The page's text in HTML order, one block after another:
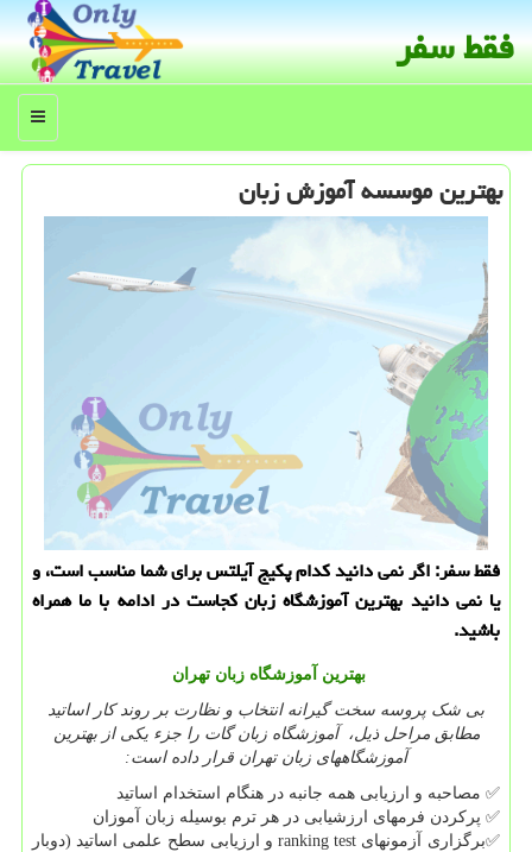
فقط سفر
منو
بهترین موسسه آموزش زبان
فقط سفر: اگر نمی دانید كدام پكیج آیلتس برای شما مناسب است، و
یا نمی دانید بهترین آموزشگاه زبان كجاست در ادامه با ما همراه
باشید.
بهترین آموزشگاه زبان تهران
بی شک پروسه سخت گیرانه انتخاب و نظارت بر روند کار اساتید
مطابق مراحل ذیل، آموزشگاه زبان گات را جزء یکی از بهترین
آموزشگاههای زبان تهران قرار داده است:
✅ مصاحبه و ارزیابی همه جانبه در هنگام استخدام اساتید
✅ پرکردن فرمهای ارزشیابی در هر ترم بوسیله زبان آموزان
✅برگزاری آزمونهای ranking testو ارزیابی سطح علمی اساتید (دوبار